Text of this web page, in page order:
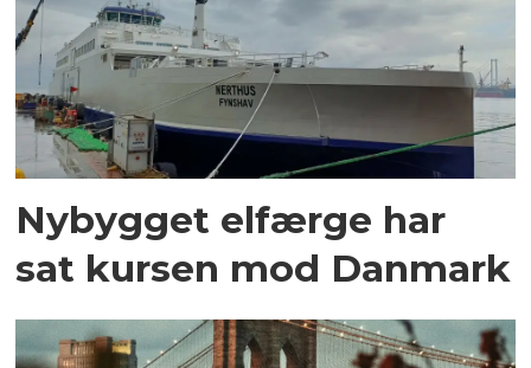
Nybygget elfærge har
sat kursen mod Danmark